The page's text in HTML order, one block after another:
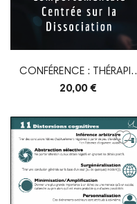
CONFÉRENCE : THÉRAPIE
COGNITIVE ET...
20,00 €